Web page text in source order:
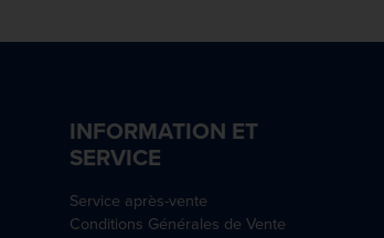
INFORMATION ET
SERVICE
Service après-vente
Conditions Générales de Vente